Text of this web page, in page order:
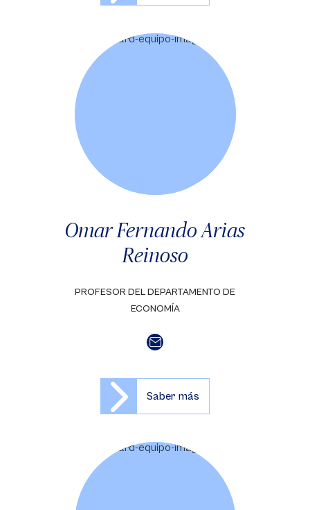
Omar Fernando Arias
Reinoso
PROFESOR DEL DEPARTAMENTO DE
ECONOMÍA
Saber más